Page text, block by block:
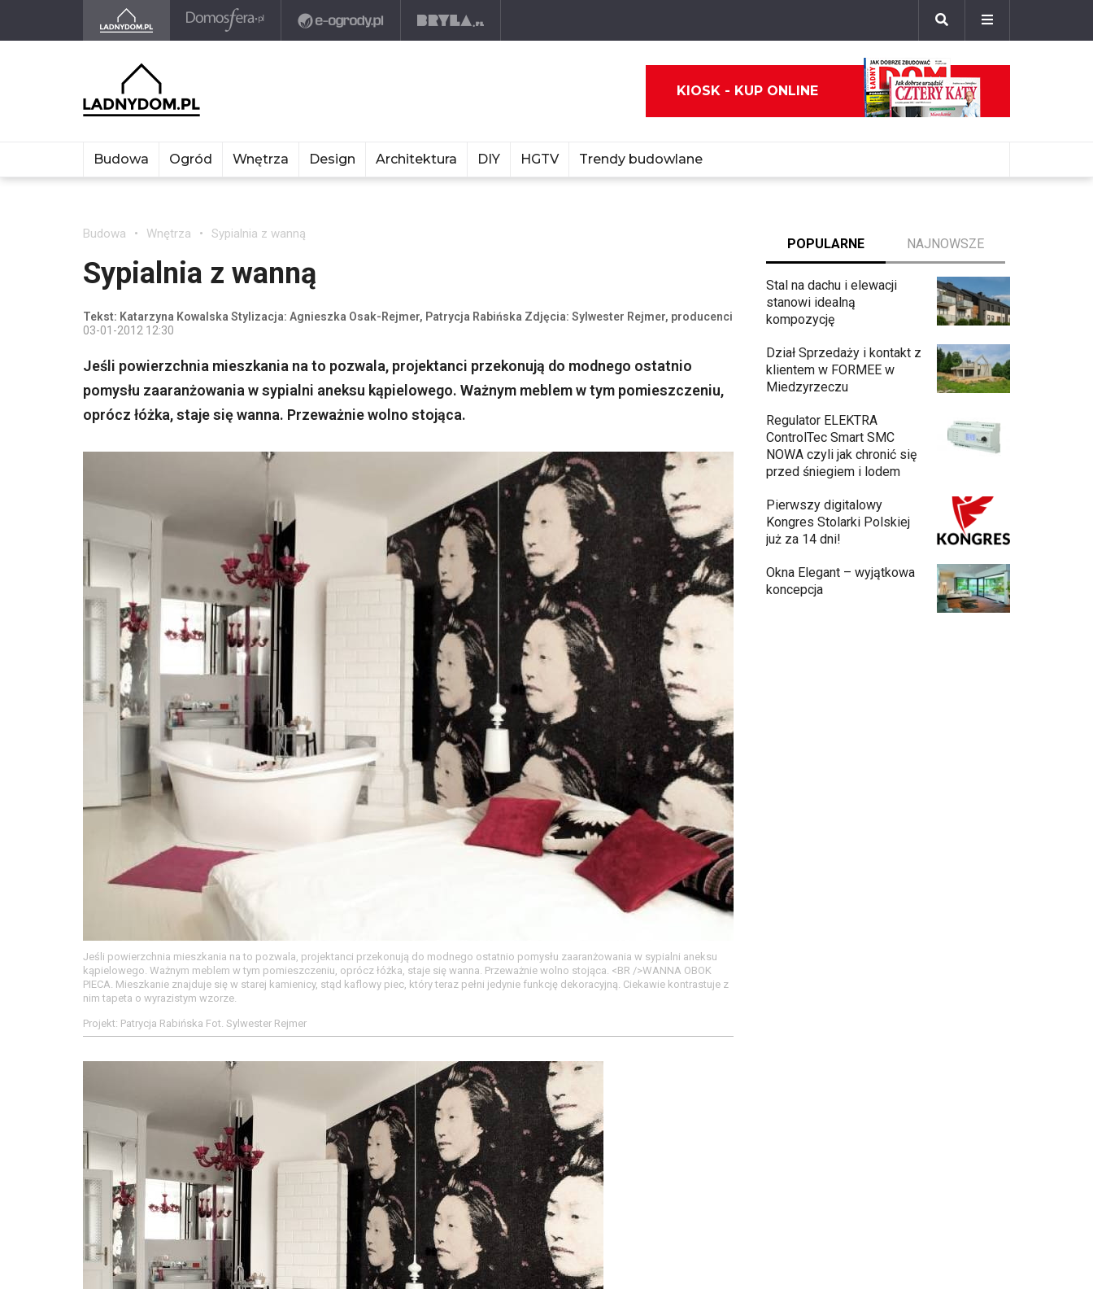
KIOSK - KUP ONLINE
Budowa Ogród Wnętrza Design Architektura DIY HGTV Trendy budowlane
Budowa Wnętrza Sypialnia z wanną
Sypialnia z wanną
Tekst: Katarzyna Kowalska Stylizacja: Agnieszka Osak-Rejmer, Patrycja Rabińska Zdjęcia: Sylwester Rejmer, producenci
03-01-2012 12:30
Jeśli powierzchnia mieszkania na to pozwala, projektanci przekonują do modnego ostatnio
pomysłu zaaranżowania w sypialni aneksu kąpielowego. Ważnym meblem w tym pomieszczeniu,
oprócz łóżka, staje się wanna. Przeważnie wolno stojąca.
Jeśli powierzchnia mieszkania na to pozwala, projektanci przekonują do modnego ostatnio pomysłu zaaranżowania w sypialni aneksu
kąpielowego. Ważnym meblem w tym pomieszczeniu, oprócz łóżka, staje się wanna. Przeważnie wolno stojąca. <BR />WANNA OBOK
PIECA. Mieszkanie znajduje się w starej kamienicy, stąd kaflowy piec, który teraz pełni jedynie funkcję dekoracyjną. Ciekawie kontrastuje z
nim tapeta o wyrazistym wzorze.
Projekt: Patrycja Rabińska Fot. Sylwester Rejmer
POPULARNE NAJNOWSZE
Stal na dachu i elewacji
stanowi idealną
kompozycję
Dział Sprzedaży i kontakt z
klientem w FORMEE w
Miedzyrzeczu
Regulator ELEKTRA
ControlTec Smart SMC
NOWA czyli jak chronić się
przed śniegiem i lodem
Pierwszy digitalowy
Kongres Stolarki Polskiej
już za 14 dni!
Okna Elegant – wyjątkowa
koncepcja